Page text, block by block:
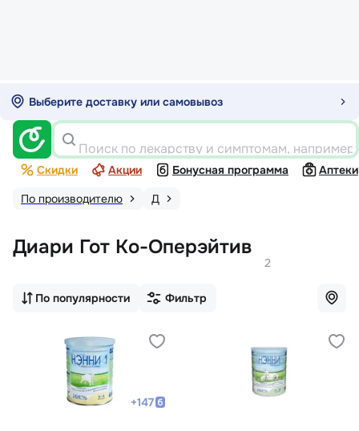
Выберите доставку или самовывоз
Поиск по лекарству и симптомам,
Скидки Акции Бонусная программа
Аптеки
По производителю
Д
Диари Гот Ко-Оперэйтив
2
По популярности Фильтр
+147